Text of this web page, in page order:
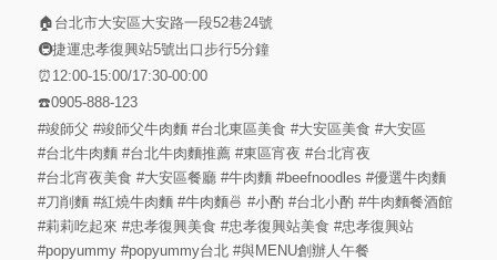
🏠台北市大安區大安路一段52巷24號
🚇捷運忠孝復興站5號出口步行5分鐘
⏰12:00-15:00/17:30-00:00
☎️0905-888-123
#竣師父 #竣師父牛肉麵 #台北東區美食 #大安區美食 #大安區
#台北牛肉麵 #台北牛肉麵推薦 #東區宵夜 #台北宵夜
#台北宵夜美食 #大安區餐廳 #牛肉麵 #beefnoodles #優選牛肉麵
#刀削麵 #紅燒牛肉麵 #牛肉麵🍜 #小酌 #台北小酌 #牛肉麵餐酒館
#莉莉吃起來 #忠孝復興美食 #忠孝復興站美食 #忠孝復興站
#popyummy #popyummy台北 #與MENU創辦人午餐